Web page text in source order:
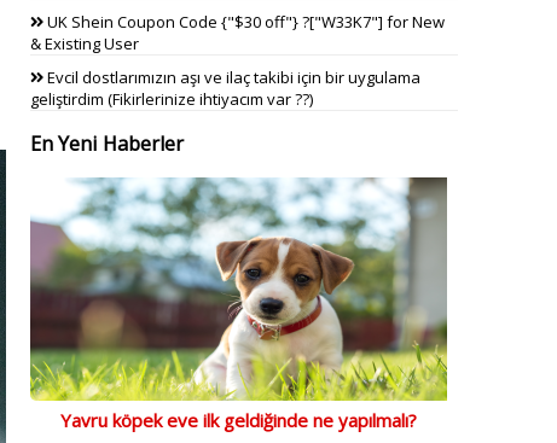
UK Shein Coupon Code {"$30 off"} ?["W33K7"] for New
& Existing User
Evcil dostlarımızın aşı ve ilaç takibi için bir uygulama
geliştirdim (Fikirlerinize ihtiyacım var ??)
En Yeni Haberler
Yavru köpek eve ilk geldiğinde ne yapılmalı?